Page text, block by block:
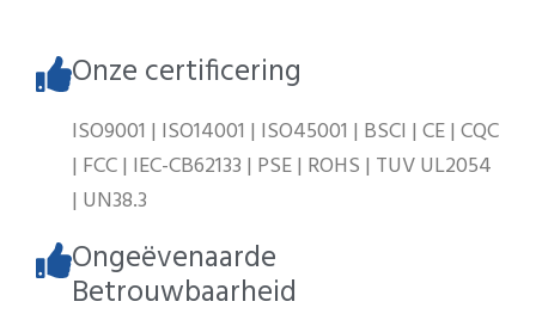
Onze certificering
ISO9001 | ISO14001 | ISO45001 | BSCI | CE | CQC
| FCC | IEC-CB62133 | PSE | ROHS | TUV UL2054
| UN38.3
Ongeëvenaarde
Betrouwbaarheid